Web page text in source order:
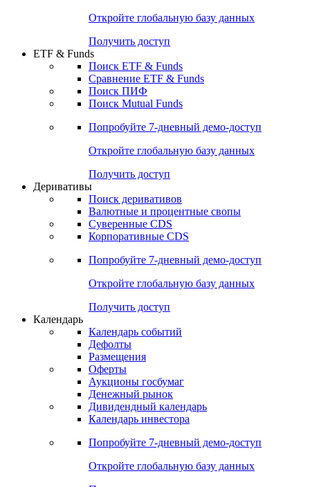
Поиск кредитов
Попробуйте7-дневный
Откройте глобальную базу данных
Получить доступ
ETF & Funds
Сравнение ETF & Funds
Поиск Mutual Funds
Попробуйте7-дневный
Откройте глобальную базу данных
Получить доступ
Деривативы
Валютные и процентные свопы
Корпоративные CDS
Попробуйте7-дневный
Откройте глобальную базу данных
Получить доступ
Календарь
Календарь событий
Дефолты
Размещения
Оферты
Денежный рынок
Календарь инвестора